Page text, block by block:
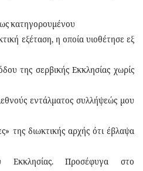
κατηγορουμένου
εξέταση, η οποία υιοθέτησε εξ
της σερβικής Εκκλησίας χωρίς
εντάλματος συλλήψεώς μου
της διωκτικής αρχής ότι έβλαψα
Εκκλησίας. Προσέφυγα στο